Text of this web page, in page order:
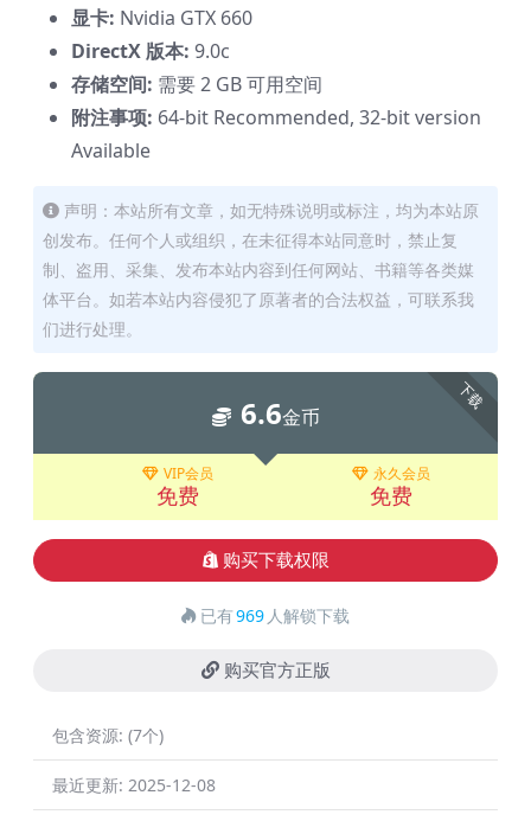
显卡: Nvidia GTX 660
DirectX 版本: 9.0c
存储空间: 需要 2 GB 可用空间
附注事项: 64-bit Recommended, 32-bit version
Available
声明：本站所有文章，如无特殊说明或标注，均为本站原
创发布。任何个人或组织，在未征得本站同意时，禁止复
制、盗用、采集、发布本站内容到任何网站、书籍等各类媒
体平台。如若本站内容侵犯了原著者的合法权益，可联系我
们进行处理。
下载
6.6金币
VIP会员
免费
永久会员
免费
购买下载权限
已有969 人解锁下载
购买官方正版
包含资源: (7个)
最近更新: 2025-12-08